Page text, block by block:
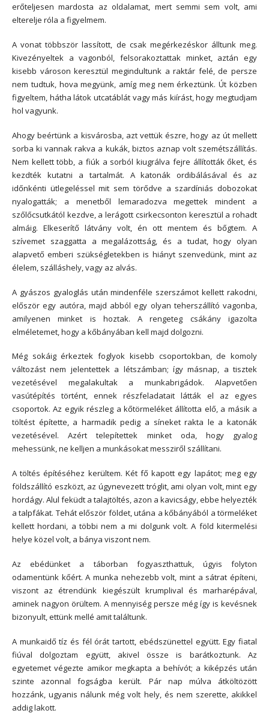
erőteljesen mardosta az oldalamat, mert semmi sem volt, ami
elterelje róla a figyelmem.
A vonat többször lassított, de csak megérkezéskor álltunk meg.
Kivezényeltek a vagonból, felsorakoztattak minket, aztán egy
kisebb városon keresztül megindultunk a raktár felé, de persze
nem tudtuk, hova megyünk, amíg meg nem érkeztünk. Út közben
figyeltem, hátha látok utcatáblát vagy más kiírást, hogy megtudjam
hol vagyunk.
Ahogy beértünk a kisvárosba, azt vettük észre, hogy az út mellett
sorba ki vannak rakva a kukák, biztos aznap volt szemétszállítás.
Nem kellett több, a fiúk a sorból kiugrálva fejre állították őket, és
kezdték kutatni a tartalmát. A katonák ordibálásával és az
időnkénti ütlegeléssel mit sem törődve a szardíniás dobozokat
nyalogatták; a menetből lemaradozva megettek mindent a
szőlőcsutkától kezdve, a lerágott csirkecsonton keresztül a rohadt
almáig. Elkeserítő látvány volt, én ott mentem és bőgtem. A
szívemet szaggatta a megalázottság, és a tudat, hogy olyan
alapvető emberi szükségletekben is hiányt szenvedünk, mint az
élelem, szálláshely, vagy az alvás.
A gyászos gyaloglás után mindenféle szerszámot kellett rakodni,
először egy autóra, majd abból egy olyan teherszállító vagonba,
amilyenen minket is hoztak. A rengeteg csákány igazolta
elméletemet, hogy a kőbányában kell majd dolgozni.
Még sokáig érkeztek foglyok kisebb csoportokban, de komoly
változást nem jelentettek a létszámban; így másnap, a tisztek
vezetésével megalakultak a munkabrigádok. Alapvetően
vasútépítés történt, ennek részfeladatait látták el az egyes
csoportok. Az egyik részleg a kőtörmeléket állította elő, a másik a
töltést építette, a harmadik pedig a síneket rakta le a katonák
vezetésével. Azért telepítettek minket oda, hogy gyalog
mehessünk, ne kelljen a munkásokat messziről szállítani.
A töltés építéséhez kerültem. Két fő kapott egy lapátot; meg egy
földszállító eszközt, az úgynevezett tróglit, ami olyan volt, mint egy
hordágy. Alul feküdt a talajtöltés, azon a kavicságy, ebbe helyezték
a talpfákat. Tehát először földet, utána a kőbányából a törmeléket
kellett hordani, a többi nem a mi dolgunk volt. A föld kitermelési
helye közel volt, a bánya viszont nem.
Az ebédünket a táborban fogyaszthattuk, úgyis folyton
odamentünk kőért. A munka nehezebb volt, mint a sátrat építeni,
viszont az étrendünk kiegészült krumplival és marharépával,
aminek nagyon örültem. A mennyiség persze még így is kevésnek
bizonyult, ettünk mellé amit találtunk.
A munkaidő tíz és fél órát tartott, ebédszünettel együtt. Egy fiatal
fiúval dolgoztam együtt, akivel össze is barátkoztunk. Az
egyetemet végezte amikor megkapta a behívót; a kiképzés után
szinte azonnal fogságba került. Pár nap múlva átköltözött
hozzánk, ugyanis nálunk még volt hely, és nem szerette, akikkel
addig lakott.